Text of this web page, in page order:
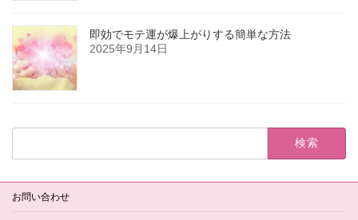
即効でモテ運が爆上がりする簡単な方法
2025年9月14日
検
お問い合わせ